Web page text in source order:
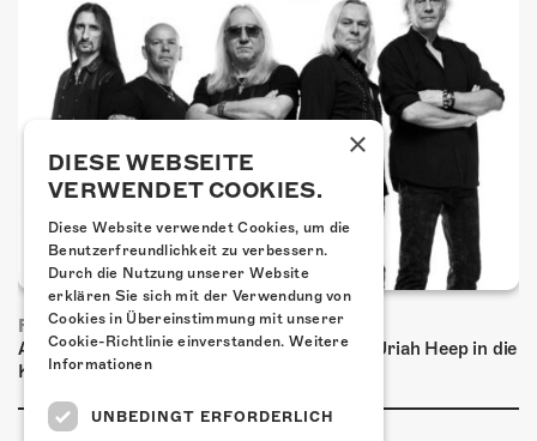
FRISCH BESTÄTIGT: URIAH HEEP
Am Sonntag, 15. November 2026 kommen Uriah Heep in die
Kulturfabrik Kofmehl!
×
DIESE WEBSEITE
VERWENDET COOKIES.
Diese Website verwendet Cookies, um die
Benutzerfreundlichkeit zu verbessern.
Durch die Nutzung unserer Website
erklären Sie sich mit der Verwendung von
Cookies in Übereinstimmung mit unserer
Cookie-Richtlinie einverstanden. Weitere
Informationen
UNBEDINGT ERFORDERLICH